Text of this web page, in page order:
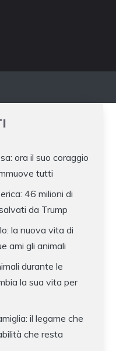
ora il suo coraggio
tutti
46 milioni di
da Trump
la nuova vita di
ami gli animali
durante le
la sua vita per
il legame che
che resta